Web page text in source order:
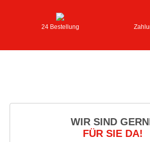
24 Bestellung
WIR SIND
FÜR SIE DA!